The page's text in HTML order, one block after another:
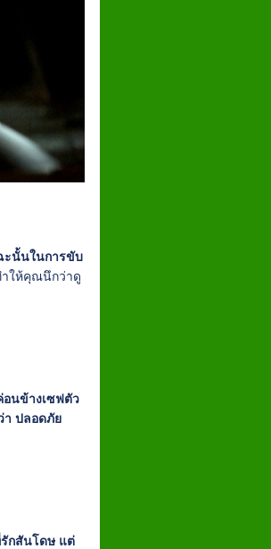
ะนั้นในการขับ
ำให้คุณนึกว่าดู
อนข้างเซฟตัว
า ปลอดภัย
กสันโดษ แต่